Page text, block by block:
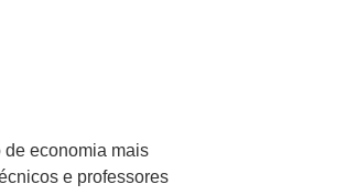
economia mais
e professores